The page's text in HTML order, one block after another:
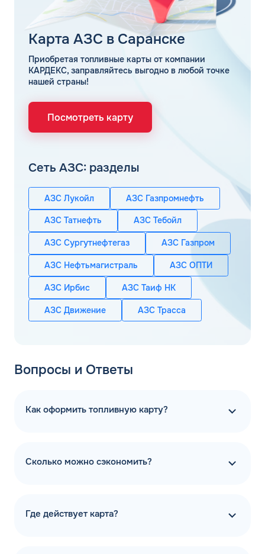
Карта АЗС в Саранске
Приобретая топливные карты от компании
КАРДЕКС, заправляйтесь выгодно в любой точке
нашей страны!
Посмотреть карту
Сеть АЗС: разделы
АЗС Лукойл АЗС Газпромнефть
АЗС Татнефть АЗС Тебойл
АЗС Сургутнефтегаз АЗС Газпром
АЗС Нефтьмагистраль АЗС ОПТИ
АЗС Ирбис АЗС Таиф НК
АЗС Движение АЗС Трасса
Вопросы и Ответы
Как оформить топливную карту?
Сколько можно сэкономить?
Где действует карта?